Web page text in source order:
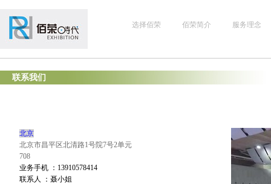
选择佰荣 佰荣简介 服务理念
联系我们
北京
北京市昌平区北清路1号院7号2单元
708
业务手机：13910578414
联系人
：聂小姐